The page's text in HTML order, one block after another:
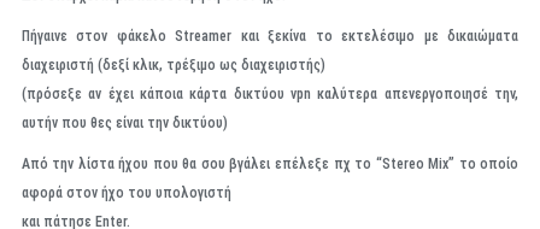
Πήγαινε στον φάκελο Streamer και ξεκίνα το εκτελέσιμο με δικαιώματα
διαχειριστή (δεξί κλικ, τρέξιμο ως διαχειριστής)
(πρόσεξε αν έχει κάποια κάρτα δικτύου vpn καλύτερα απενεργοποιησέ την,
αυτήν που θες είναι την δικτύου)
Από την λίστα ήχου που θα σου βγάλει επέλεξε πχ το “Stereo Mix” το οποίο
αφορά στον ήχο του υπολογιστή
και πάτησε Enter.